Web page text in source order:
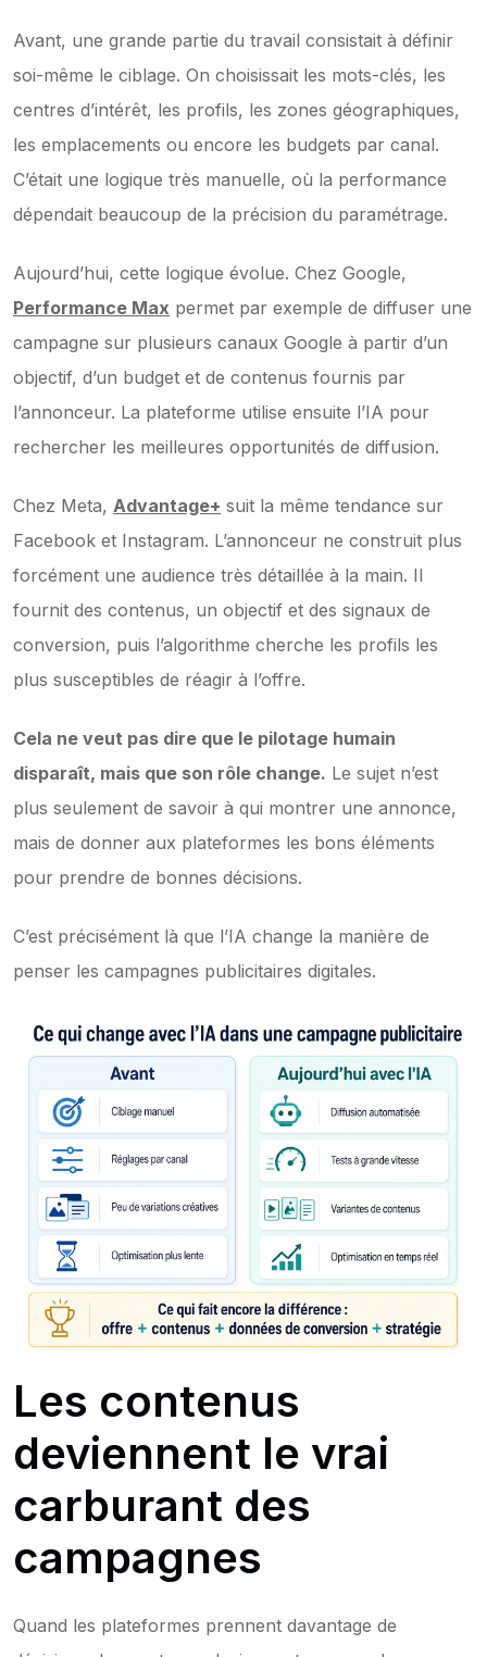
Avant, une grande partie du travail consistait à définir
soi-même le ciblage. On choisissait les mots-clés, les
centres d’intérêt, les profils, les zones géographiques,
les emplacements ou encore les budgets par canal.
C’était une logique très manuelle, où la performance
dépendait beaucoup de la précision du paramétrage.
Performance Max permet par exemple de diffuser une
campagne sur plusieurs canaux Google à partir d’un
objectif, d’un budget et de contenus fournis par
l’annonceur. La plateforme utilise ensuite l’IA pour
rechercher les meilleures opportunités de diffusion.
Chez Meta, Advantage+ suit la même tendance sur
Facebook et Instagram. L’annonceur ne construit plus
forcément une audience très détaillée à la main. Il
fournit des contenus, un objectif et des signaux de
conversion, puis l’algorithme cherche les profils les
plus susceptibles de réagir à l’offre.
Cela ne veut pas dire que le pilotage humain
disparaît, mais que son rôle change. Le sujet n’est
plus seulement de savoir à qui montrer une annonce,
mais de donner aux plateformes les bons éléments
pour prendre de bonnes décisions.
C’est précisément là que l’IA change la manière de
penser les campagnes publicitaires digitales.
Les contenus
deviennent le vrai
carburant des
campagnes
Quand les plateformes prennent davantage de